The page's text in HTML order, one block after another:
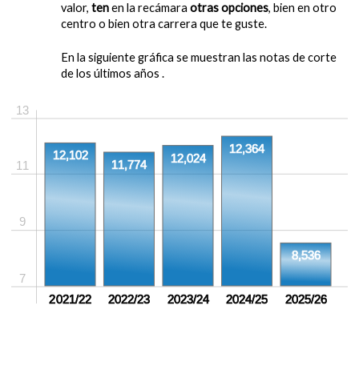
valor, tenen la recámara otras opciones, bien en otro
centro o bien otra carrera que te guste.
En la siguiente gráfica se muestran las notas de corte
de los últimos años .
13
7
9
11
12,102
11,774 12,024
12,364
8,536
2021/22 2022/23 2023/24 2024/25 2025/26